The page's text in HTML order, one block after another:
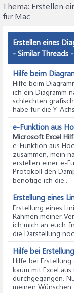
Thema: Erstellen
für Mac
Erstellen eines
- Similar Threads
Hilfe beim
Hilfe beim
ich ein Diagramm
schlechten
habe für die Y-
e-Funktion aus
Microsoft Excel
e-Funktion aus
zusammen, mein
erstellen einer e-
Protokoll den
benötige ich die...
Erstellung eines
Erstellung eines
Rahmen meiner
ich mich an euch.
die Darstellung
Hilfe bei
Hilfe bei Erstellung
kaum mit Excel
durchgegangen.
meinen